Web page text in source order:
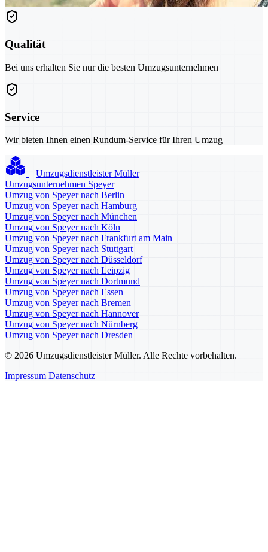
Qualität
Bei uns erhalten Sie nur die besten Umzugsunternehmen
Service
Wir bieten Ihnen einen Rundum-Service für Ihren Umzug
Umzugsdienstleister Müller
Umzugsunternehmen Speyer
Umzug von Speyer nach Berlin
Umzug von Speyer nach Hamburg
Umzug von Speyer nach München
Umzug von Speyer nach Köln
Umzug von Speyer nach Frankfurt am Main
Umzug von Speyer nach Stuttgart
Umzug von Speyer nach Düsseldorf
Umzug von Speyer nach Leipzig
Umzug von Speyer nach Dortmund
Umzug von Speyer nach Essen
Umzug von Speyer nach Bremen
Umzug von Speyer nach Hannover
Umzug von Speyer nach Nürnberg
Umzug von Speyer nach Dresden
© 2026 Umzugsdienstleister Müller. Alle Rechte vorbehalten.
Impressum Datenschutz